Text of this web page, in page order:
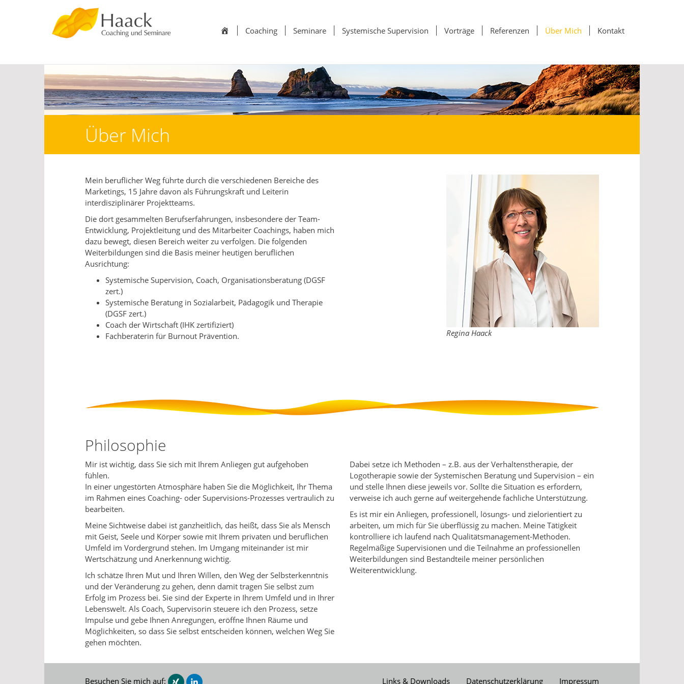
Startseite
Coaching Seminare Systemische Supervision Vorträge Referenzen Über Mich Kontakt
Über Mich
Mein beruflicher Weg führte durch die verschiedenen Bereiche des
Marketings, 15 Jahre davon als Führungskraft und Leiterin
interdisziplinärer Projektteams.
Die dort gesammelten Berufserfahrungen, insbesondere der Team-
Entwicklung, Projektleitung und des Mitarbeiter Coachings, haben mich
dazu bewegt, diesen Bereich weiter zu verfolgen. Die folgenden
Weiterbildungen sind die Basis meiner heutigen beruflichen
Ausrichtung:
Systemische Supervision, Coach, Organisationsberatung (DGSF
zert.)
Systemische Beratung in Sozialarbeit, Pädagogik und Therapie
(DGSF zert.)
Coach der Wirtschaft (IHK zertifiziert)
Fachberaterin für Burnout Prävention.
Regina Haack
Philosophie
Mir ist wichtig, dass Sie sich mit Ihrem Anliegen gut aufgehoben
fühlen.
In einer ungestörten Atmosphäre haben Sie die Möglichkeit, Ihr Thema
im Rahmen eines Coaching- oder Supervisions-Prozesses vertraulich zu
bearbeiten.
Meine Sichtweise dabei ist ganzheitlich, das heißt, dass Sie als Mensch
mit Geist, Seele und Körper sowie mit Ihrem privaten und beruflichen
Umfeld im Vordergrund stehen. Im Umgang miteinander ist mir
Wertschätzung und Anerkennung wichtig.
Ich schätze Ihren Mut und Ihren Willen, den Weg der Selbsterkenntnis
und der Veränderung zu gehen, denn damit tragen Sie selbst zum
Erfolg im Prozess bei. Sie sind der Experte in Ihrem Umfeld und in Ihrer
Lebenswelt. Als Coach, Supervisorin steuere ich den Prozess, setze
Impulse und gebe Ihnen Anregungen, eröffne Ihnen Räume und
Möglichkeiten, so dass Sie selbst entscheiden können, welchen Weg Sie
gehen möchten.
Dabei setze ich Methoden – z.B. aus der Verhaltenstherapie, der
Logotherapie sowie der Systemischen Beratung und Supervision – ein
und stelle Ihnen diese jeweils vor. Sollte die Situation es erfordern,
verweise ich auch gerne auf weitergehende fachliche Unterstützung.
Es ist mir ein Anliegen, professionell, lösungs- und zielorientiert zu
arbeiten, um mich für Sie überflüssig zu machen. Meine Tätigkeit
kontrolliere ich laufend nach Qualitätsmanagement-Methoden.
Regelmäßige Supervisionen und die Teilnahme an professionellen
Weiterbildungen sind Bestandteile meiner persönlichen
Weiterentwicklung.
Besuchen Sie mich auf: Links & Downloads Datenschutzerklärung Impressum